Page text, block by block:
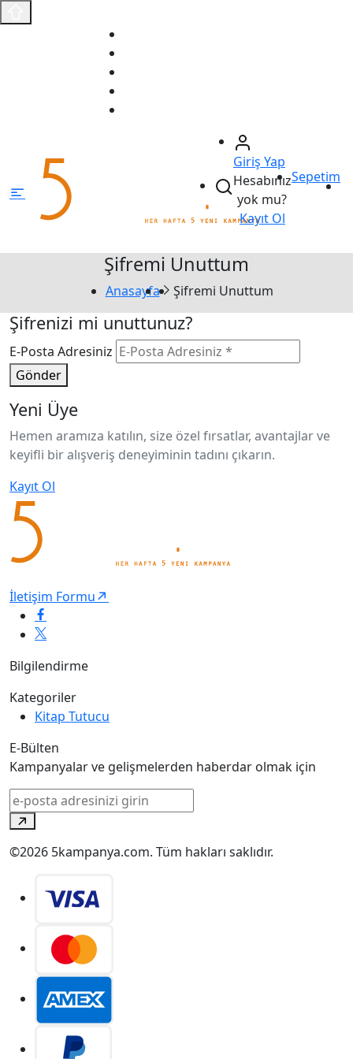
Giriş Yap
Hesabınız
yok mu?
Kayıt Ol
Sepetim
Şifremi Unuttum
Anasayfa Şifremi Unuttum
Şifrenizi mi unuttunuz?
E-Posta Adresiniz
Gönder
Yeni Üye
Hemen aramıza katılın, size özel fırsatlar, avantajlar ve
keyifli bir alışveriş deneyiminin tadını çıkarın.
Kayıt Ol
İletişim Formu
Bilgilendirme
Kategoriler
Kitap Tutucu
E-Bülten
Kampanyalar ve gelişmelerden haberdar olmak için
©2026 5kampanya.com. Tüm hakları saklıdır.